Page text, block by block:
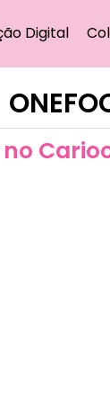
Digital